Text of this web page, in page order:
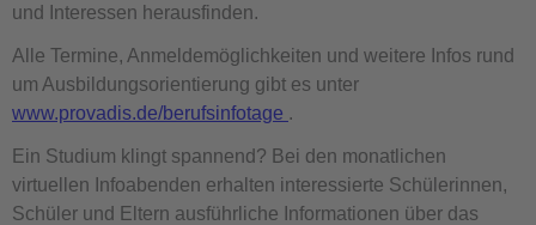
und Interessen herausfinden.
Alle Termine, Anmeldemöglichkeiten und weitere Infos rund
um Ausbildungsorientierung gibt es unter
www.provadis.de/berufsinfotage .
Ein Studium klingt spannend? Bei den monatlichen
virtuellen Infoabenden erhalten interessierte Schülerinnen,
Schüler und Eltern ausführliche Informationen über das